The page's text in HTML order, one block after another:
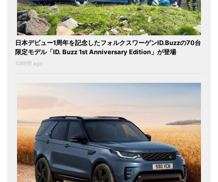
日本デビュー1周年を記念したフォルクスワーゲンID.Buzzの70台
限定モデル「ID. Buzz 1st Anniversary Edition」が登場
10時間 ago